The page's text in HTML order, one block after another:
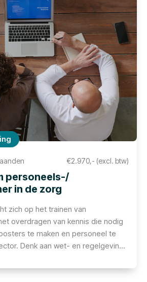
€2.970,- (excl. btw)
personeels-/
in de zorg
zich op het trainen van
overdragen van kennis die nodig
te maken en personeel te
Denk aan wet- en regelgeving
Deze opleiding is essentieel voor